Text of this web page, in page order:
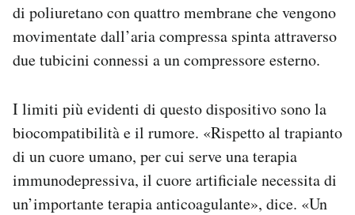
di poliuretano con quattro membrane che vengono
movimentate dall’aria compressa spinta attraverso
due tubicini connessi a un compressore esterno.
I limiti più evidenti di questo dispositivo sono la
biocompatibilità e il rumore. «Rispetto al trapianto
di un cuore umano, per cui serve una terapia
immunodepressiva, il cuore artificiale necessita di
un’importante terapia anticoagulante», dice. «Un